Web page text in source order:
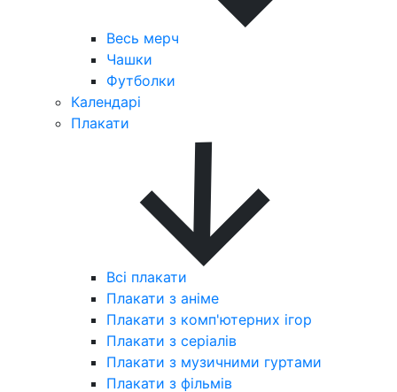
Весь мерч
Чашки
Футболки
Календарі
Плакати
Всі плакати
Плакати з аніме
Плакати з комп'ютерних ігор
Плакати з серіалів
Плакати з музичними гуртами
Плакати з фільмів